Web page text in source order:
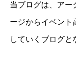
当ブログは、アー
ージからイベント
していくブログと